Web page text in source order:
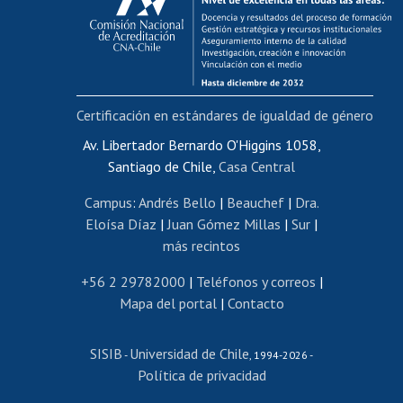
Postulación al AUCAI
Funcionarias/os
Cursos internos de capacitación
Bienestar del personal
Portal de movilidad interna
Certificado de renta
Certificado de renta honorarios
Editar páginas blancas
Extranjeras/os
Revalidación y reconocimiento de títulos
Postulación al Programa de Movilidad Estudiantil
Cursos de español
Av. Libertador Bernardo O'Higgins 1058,
Santiago de Chile, Casa Central
Campus: Andrés Bello | Beauchef| Dra.
Eloísa Díaz |Juan Gómez Millas | Sur |
más recintos
+56 2 29782000 | Teléfonos y correos |
Mapa del portal| Contacto
SISIB - Universidad de Chile, 1994-2026 -
Política de privacidad
Certificación en estándares de igualdad de género